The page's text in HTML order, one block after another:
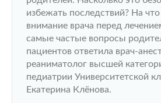
избежать последствий? На
внимание врача перед
самые частые вопросы
пациентов ответила врач-
реаниматолог высшей
педиатрии Университетской
Екатерина Клёнова.